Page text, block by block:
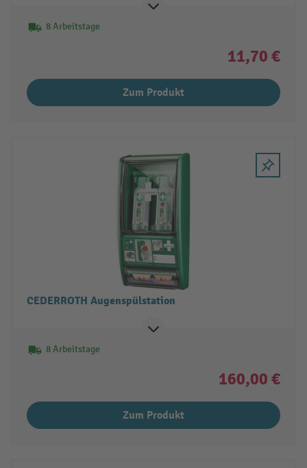
8 Arbeitstage
11,70 €
Zum Produkt
CEDERROTH Augenspülstation
8 Arbeitstage
160,00 €
Zum Produkt